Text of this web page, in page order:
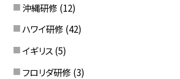
沖縄研修 (12)
ハワイ研修 (42)
イギリス (5)
フロリダ研修 (3)